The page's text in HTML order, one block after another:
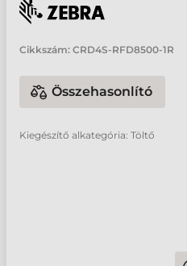
Cikkszám: CRD4S-RFD8500-1R
Összehasonlító
Kiegészítő alkategória: Töltő